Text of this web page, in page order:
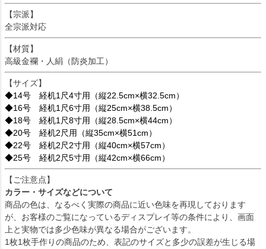
【宗派】
全宗派対応
【材質】
高級金襴・人絹（防炎加工）
【サイズ】
◆14号 経机1尺4寸用（縦22.5cm×横32.5cm）
◆16号 経机1尺6寸用（縦25cm×横38.5cm）
◆18号 経机1尺8寸用（縦28.5cm×横44cm）
◆20号 経机2尺用（縦35cm×横51cm）
◆22号 経机2尺2寸用（縦40cm×横57cm）
◆25号 経机2尺5寸用（縦42cm×横66cm）
【ご注意点】
カラー・サイズなどについて
商品の色は、なるべく実際の商品に近い色味を再現しております
が、お客様のご覧になっているディスプレイ等の条件により、画面
上と実物では多少色味が異なる場合がございます。
1枚1枚手作りの商品のため、表記のサイズと多少の誤差が生じる場